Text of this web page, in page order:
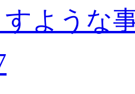
ような